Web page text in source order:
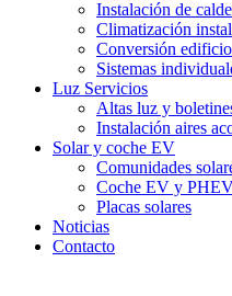
Instalación de
Climatización
Conversión
Sistemas
Luz Servicios
Altas luz y
Instalación aires
Solar y coche EV
Comunidades
Coche EV y
Placas solares
Noticias
Contacto